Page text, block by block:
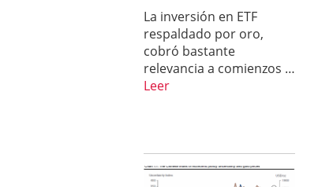
inversor español
ETF de defensa,
marcaron 2025 y
ETF o fondo
La inversión en ETF
respaldado por oro,
cobró bastante
relevancia a comienzos …
Leer